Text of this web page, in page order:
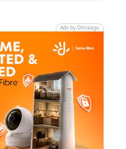
Adv by Dhiraagu